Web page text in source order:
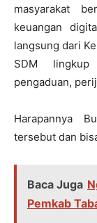
masyarakat
keuangan
langsung dari
SDM lingkup
pengaduan,
Harapannya
tersebut dan
Baca Juga
Pemkab